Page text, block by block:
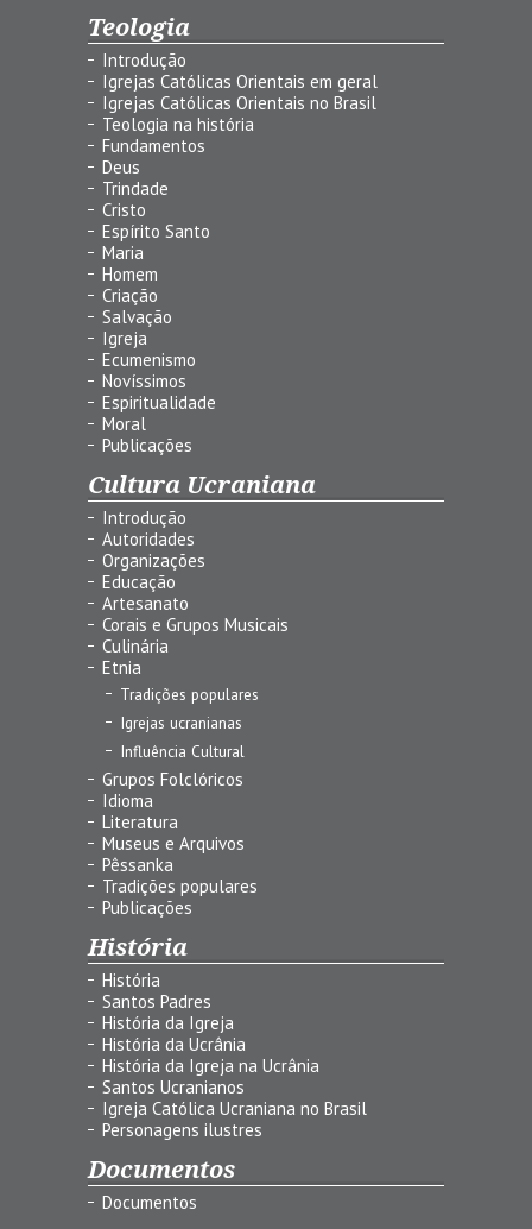
Teologia
Introdução
Igrejas Católicas Orientais em geral
Igrejas Católicas Orientais no Brasil
Teologia na história
Fundamentos
Deus
Trindade
Cristo
Espírito Santo
Maria
Homem
Criação
Salvação
Igreja
Ecumenismo
Novíssimos
Espiritualidade
Moral
Publicações
Cultura Ucraniana
Introdução
Autoridades
Organizações
Educação
Artesanato
Corais e Grupos Musicais
Culinária
Etnia
Tradições populares
Igrejas ucranianas
Influência Cultural
Grupos Folclóricos
Idioma
Literatura
Museus e Arquivos
Pêssanka
Tradições populares
Publicações
História
História
Santos Padres
História da Igreja
História da Ucrânia
História da Igreja na Ucrânia
Santos Ucranianos
Igreja Católica Ucraniana no Brasil
Personagens ilustres
Documentos
Documentos